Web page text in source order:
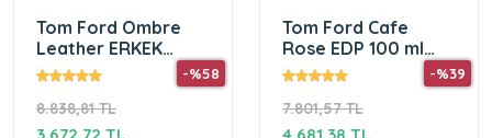
Tom Ford Ombre
Leather ERKEK
Parfüm 100 Ml
8.838,81 TL
-%58
Tom Ford Cafe
Rose EDP 100 ml
Unisex Parfüm
7.801,57 TL
-%39